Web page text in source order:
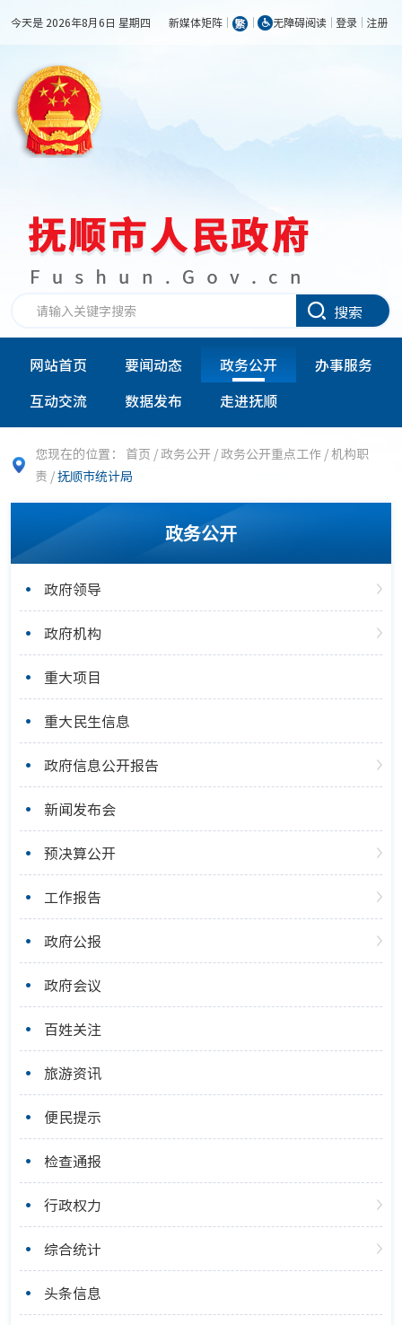
今天是 2026年8月6日 星期四 新媒体矩阵 无障碍阅读 登录 注册
搜索
网站首页 要闻动态 政务公开
办事服务
互动交流
数据发布 走进抚顺
您现在的位置： 首页 /政务公开 /政务公开重点工作 /机构职
责 /抚顺市统计局
政务公开
政府领导
政府机构
重大项目
重大民生信息
政府信息公开报告
新闻发布会
预决算公开
工作报告
政府公报
政府会议
百姓关注
旅游资讯
便民提示
检查通报
行政权力
综合统计
头条信息